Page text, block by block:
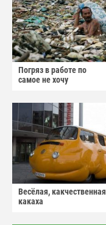
Погряз в работе по
самое не хочу
Весёлая, какчественная
какаха